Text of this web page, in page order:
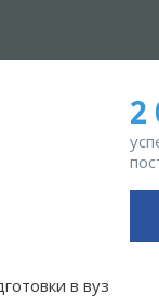
2
в вуз